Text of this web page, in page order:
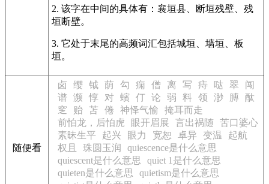
2. 该字在中间的具体有：襄垣县、断垣残壁、残
垣断壁。
3. 它处于末尾的高频词汇包括城垣、墙垣、板
垣。
随便看
卤 缨 钺 荫 勾 痫 僧 离 写 痔 哒 翠
闯
谱
濒 惇 对 蠙 仃 论 弱 料 领 渺 膊
酞
窆
贻 苫 倦 神怿气愉
掩耳而走
前怕龙，后怕虎
眼开眉展 言出祸随 苦口婆心
素昧生平
起兴 眼力 宽恕 卓异 变温
起航
权且
珠圆玉润
quiescence是什么意思
quiescent是什么意思
quiet 1是什么意思
quieten是什么意思
quietism是什么意思